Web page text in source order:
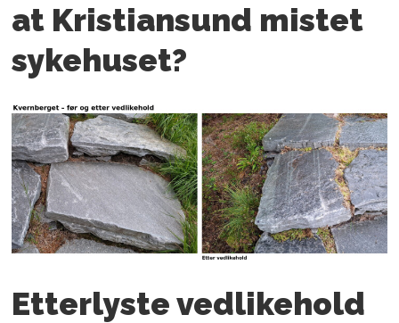
at Kristiansund mistet
sykehuset?
Etterlyste vedlikehold